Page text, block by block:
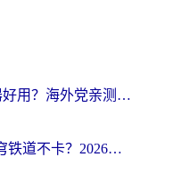
玩奇迹MU什么加速器好用？海外党亲测：这款加速器让你告别延迟卡顿！
欧洲怎么玩崩坏：星穹铁道不卡？2026海外玩家国服游戏加速器终极攻略